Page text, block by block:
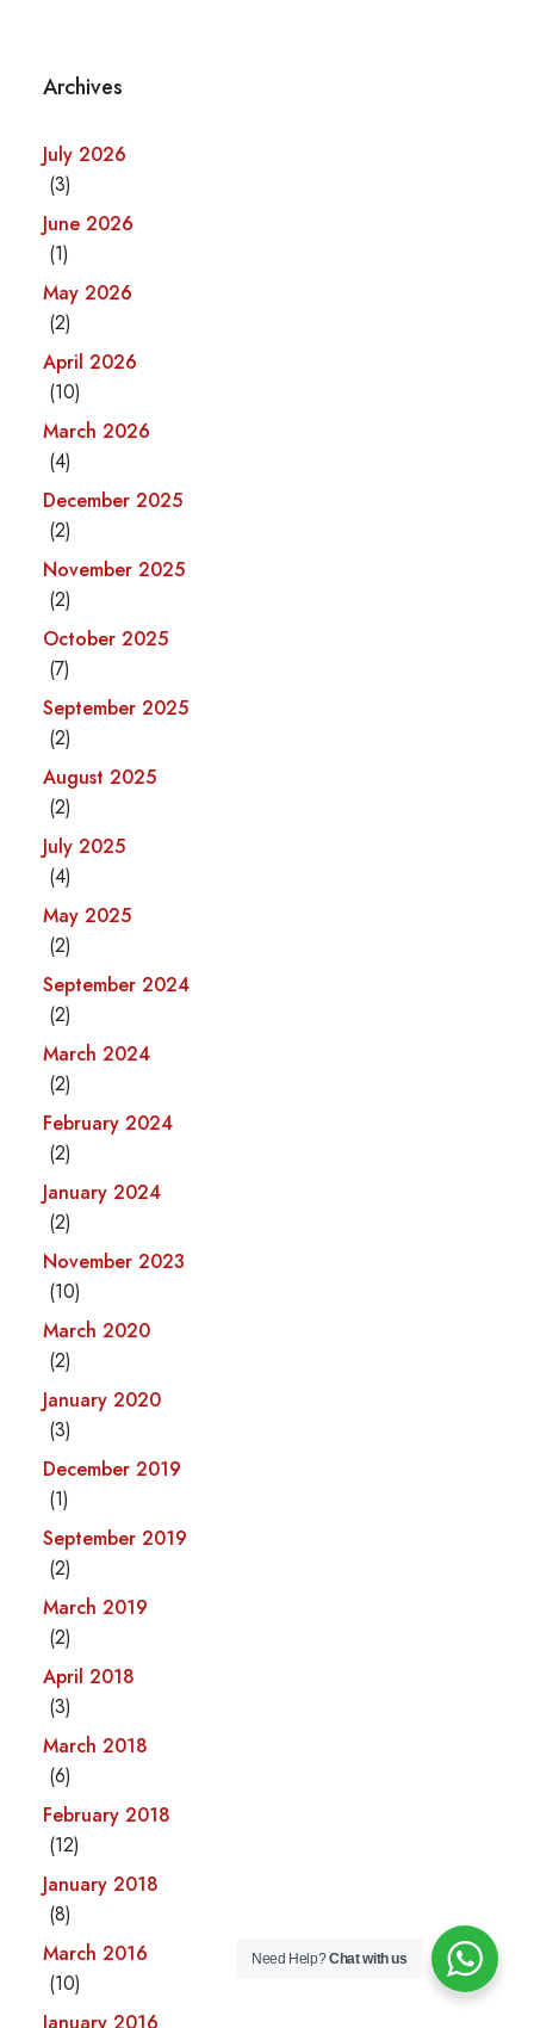
Archives
July 2026
(3)
June 2026
(1)
May 2026
(2)
April 2026
(10)
March 2026
(4)
December 2025
(2)
November 2025
(2)
October 2025
(7)
September 2025
(2)
August 2025
(2)
July 2025
(4)
May 2025
(2)
September 2024
(2)
March 2024
(2)
February 2024
(2)
January 2024
(2)
November 2023
(10)
March 2020
(2)
January 2020
(3)
December 2019
(1)
September 2019
(2)
March 2019
(2)
April 2018
(3)
March 2018
(6)
February 2018
(12)
January 2018
(8)
March 2016
(10)
January 2016
Need Help?Chat with us